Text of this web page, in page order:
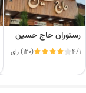
رستوران حاج حسین
4/1 (120) رای